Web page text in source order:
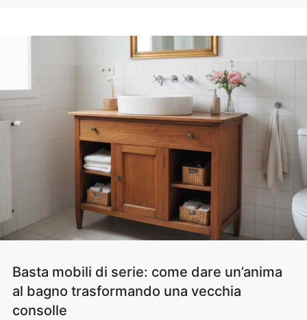
Basta mobili di serie: come dare un’anima
al bagno trasformando una vecchia
consolle